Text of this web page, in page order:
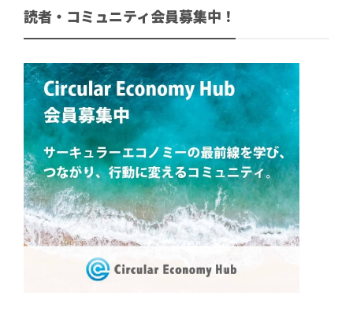
読者・コミュニティ会員募集中！